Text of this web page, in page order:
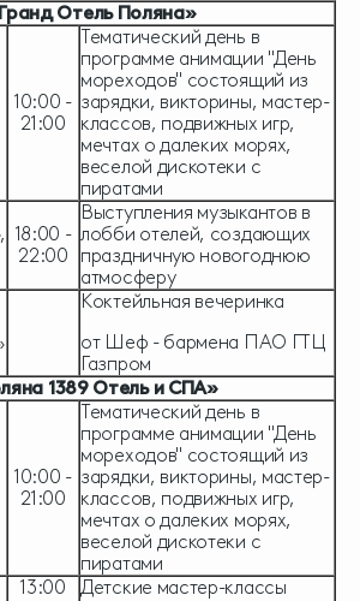
Отель Поляна»
10:00 -
21:00
Тематический день в
программе анимации "День
мореходов" состоящий из
зарядки, викторины, мастер-
классов, подвижных игр,
мечтах о далеких морях,
веселой дискотеки с
пиратами
18:00 -
22:00
Выступления музыкантов в
лобби отелей, создающих
праздничную новогоднюю
атмосферу
Коктейльная вечеринка
от Шеф - бармена ПАО ГТЦ
Газпром
1389 Отель и СПА»
10:00 -
21:00
Тематический день в
программе анимации "День
мореходов" состоящий из
зарядки, викторины, мастер-
классов, подвижных игр,
мечтах о далеких морях,
веселой дискотеки с
пиратами
13:00
Детские мастер-классы